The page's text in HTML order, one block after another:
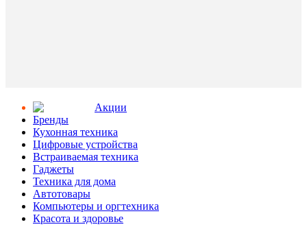
Aкции
Бренды
Кухонная техника
Цифровые устройства
Встраиваемая техника
Гаджеты
Техника для дома
Автотовары
Компьютеры и оргтехника
Красота и здоровье